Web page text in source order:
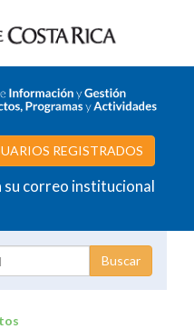
REGISTRADOS
su correo institucional